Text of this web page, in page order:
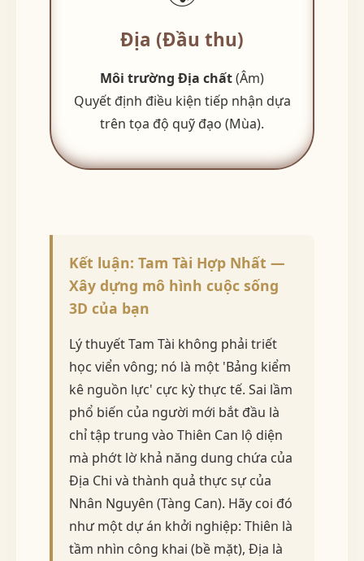
Địa (Đầu thu)
Môi trường Địa chất(Âm)
Quyết định điều kiện tiếp nhận dựa
trên tọa độ quỹ đạo (Mùa).
Kết luận: Tam Tài Hợp Nhất —
Xây dựng mô hình cuộc sống
3D của bạn
Lý thuyết Tam Tài không phải triết
học viển vông; nó là một 'Bảng kiểm
kê nguồn lực' cực kỳ thực tế. Sai lầm
phổ biến của người mới bắt đầu là
chỉ tập trung vào Thiên Can lộ diện
mà phớt lờ khả năng dung chứa của
Địa Chi và thành quả thực sự của
Nhân Nguyên (Tàng Can). Hãy coi đó
như một dự án khởi nghiệp: Thiên là
tầm nhìn công khai (bề mặt), Địa là